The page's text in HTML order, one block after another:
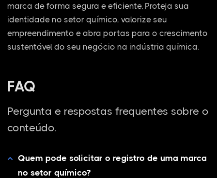
marca de forma segura e eficiente. Proteja sua
identidade no setor químico, valorize seu
empreendimento e abra portas para o crescimento
sustentável do seu negócio na indústria química.
FAQ
Pergunta e respostas frequentes sobre o
conteúdo.
Quem pode solicitar o registro de uma marca
no setor químico?